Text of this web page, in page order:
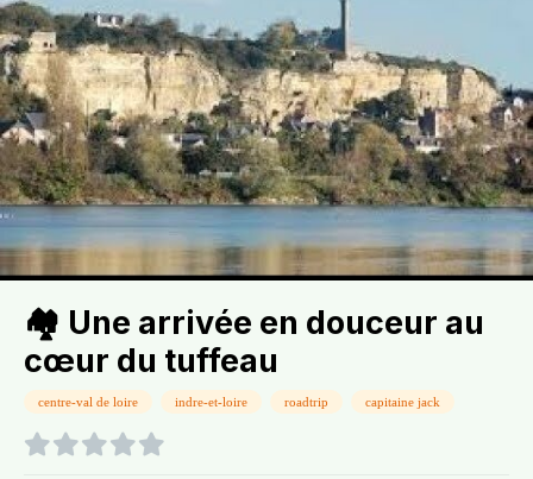
🏘️ Une arrivée en douceur au
cœur du tuffeau​
centre-val de loire indre-et-loire roadtrip capitaine jack